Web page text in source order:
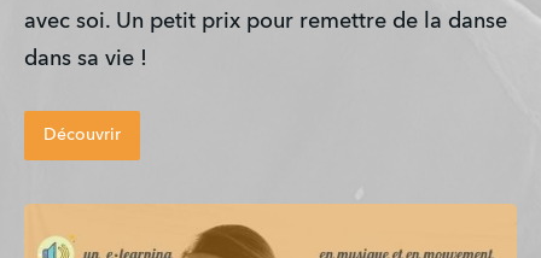
avec soi. Un petit prix pour remettre de la danse
dans sa vie !
Découvrir